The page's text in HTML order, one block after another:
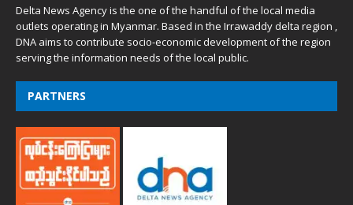
Delta News Agency is the one of the handful of the local media
outlets operating in Myanmar. Based in the Irrawaddy delta region ,
DNA aims to contribute socio-economic development of the region
serving the information needs of the local public.
PARTNERS